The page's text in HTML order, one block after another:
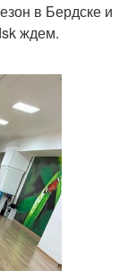
в Бердске и
ждем.